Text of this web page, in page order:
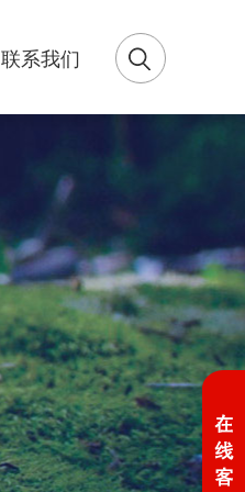
联系我们